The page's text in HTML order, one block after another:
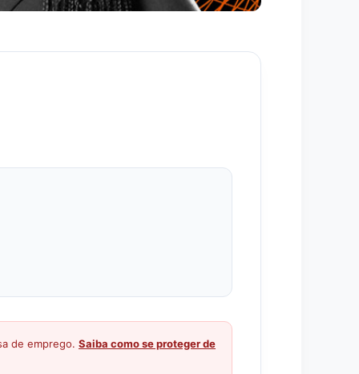
de emprego. Saiba como se proteger de